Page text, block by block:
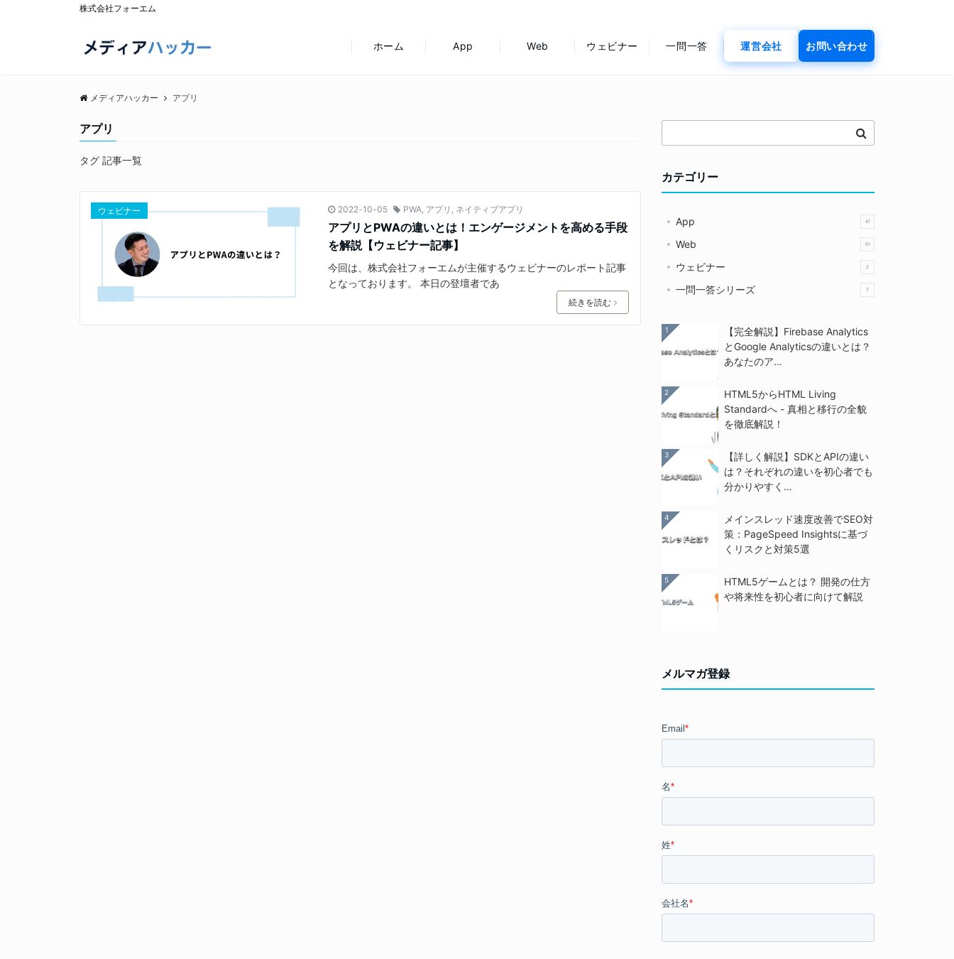
株式会社フォーエム
ホーム App Web ウェビナー 一問一答 運営会社 お問い合わせ
メディアハッカー アプリ
アプリ
タグ 記事一覧
ウェビナー 2022-10-05 PWA, アプリ , ネイティブアプリ
アプリとPWAの違いとは！エンゲージメントを高める手段
を解説【ウェビナー記事】
今回は、株式会社フォーエムが主催するウェビナーのレポート記事
となっております。 本日の登壇者であ
続きを読む
カテゴリー
App 41
Web 61
ウェビナー 2
一問一答シリーズ 7
1
【完全解説】Firebase Analytics
とGoogle Analyticsの違いとは？
あなたのア…
2
HTML5からHTML Living
Standardへ - 真相と移行の全貌
を徹底解説！
3
【詳しく解説】SDKとAPIの違い
は？それぞれの違いを初心者でも
分かりやすく…
4
メインスレッド速度改善でSEO対
策：PageSpeed Insightsに基づ
くリスクと対策5選
5
HTML5ゲームとは？ 開発の仕方
や将来性を初心者に向けて解説
メルマガ登録